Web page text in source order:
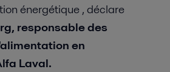
énergétique , déclare
responsable des
en
Laval.